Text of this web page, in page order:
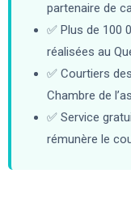
partenaire de
✅ Plus de 100
réalisées au
✅ Courtiers
Chambre de
✅ Service
rémunère le